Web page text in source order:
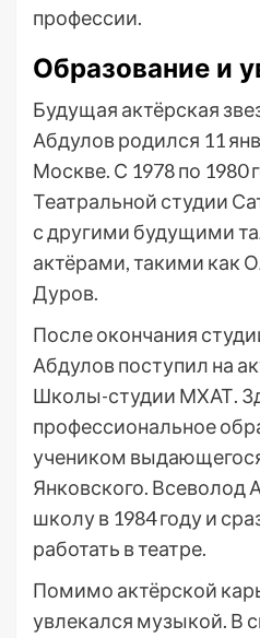
профессии.
Образование и
Будущая актёрская
Абдулов родился 11
Москве. С 1978 по 1980
Театральной студии
с другими будущими
актёрами, такими как
Дуров.
После окончания
Абдулов поступил на
Школы-студии МХАТ.
профессиональное
учеником
Янковского. Всеволод
школу в 1984 году и
работать в театре.
Помимо актёрской
увлекался музыкой. В